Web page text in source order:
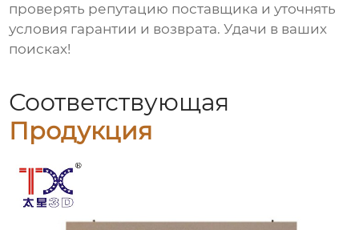
проверять репутацию поставщика и уточнять
условия гарантии и возврата. Удачи в ваших
поисках!
Соответствующая
Продукция